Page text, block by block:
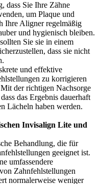
dass Sie Ihre Zähne
um Plaque und
Ihre Aligner regelmäßig
und hygienisch bleiben.
Sie sie in einem
dass sie nicht
und effektive
zu korrigieren
der richtigen Nachsorge
das Ergebnis dauerhaft
Lächeln haben werden.
Invisalign Lite und
Behandlung, die für
geeignet ist.
umfassendere
Zahnfehlstellungen
normalerweise weniger